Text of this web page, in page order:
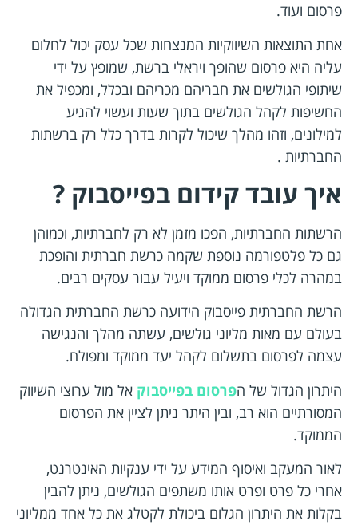
פרסום ועוד.
אחת התוצאות השיווקיות המנצחות שכל עסק יכול לחלום
עליה היא פרסום שהופך ויראלי ברשת, שמופץ על ידי
שיתופי הגולשים את חבריהם מכריהם ובכלל, ומכפיל את
החשיפות לקהל הגולשים בתוך שעות ועשוי להגיע
למילונים, וזהו מהלך שיכול לקרות בדרך כלל רק ברשתות
החברתיות .
איך עובד קידום בפייסבוק ?
הרשתות החברתיות, הפכו מזמן לא רק לחברתיות, וכמוהן
גם כל פלטפורמה נוספת שקמה כרשת חברתית והופכת
במהרה לכלי פרסום ממוקד ויעיל עבור עסקים רבים.
הרשת החברתית פייסבוק הידועה כרשת החברתית הגדולה
בעולם עם מאות מליוני גולשים, עשתה מהלך והנגישה
עצמה לפרסום בתשלום לקהל יעד ממוקד ומפולח.
היתרון הגדול של הפרסום בפייסבוק אל מול ערוצי השיווק
המסורתיים הוא רב, ובין היתר ניתן לציין את הפרסום
הממוקד.
לאור המעקב ואיסוף המידע על ידי ענקיות האינטרנט,
אחרי כל פרט ופרט אותו משתפים הגולשים, ניתן להבין
בקלות את היתרון הגלום ביכולת לקטלג את כל אחד ממליוני